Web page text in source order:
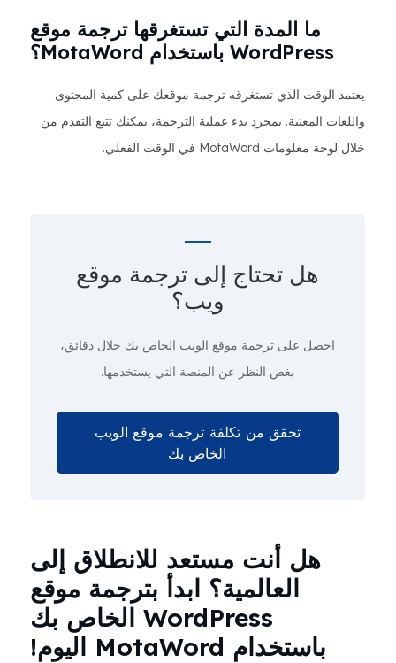
ما المدة التي تستغرقها ترجمة موقع
WordPress باستخدام MotaWord؟
يعتمد الوقت الذي تستغرقه ترجمة موقعك على كمية المحتوى
واللغات المعنية. بمجرد بدء عملية الترجمة، يمكنك تتبع التقدم من
خلال لوحة معلومات MotaWord في الوقت الفعلي.
هل تحتاج إلى ترجمة موقع
ويب؟
احصل على ترجمة موقع الويب الخاص بك خلال دقائق،
بغض النظر عن المنصة التي يستخدمها.
تحقق من تكلفة ترجمة موقع الويب
الخاص بك
هل أنت مستعد للانطلاق إلى
العالمية؟ ابدأ بترجمة موقع
WordPress الخاص بك
باستخدام MotaWord اليوم!